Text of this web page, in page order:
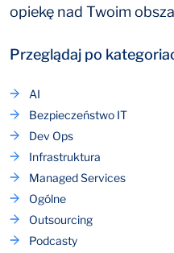
opiekę nad Twoim
Przeglądaj po
AI
Bezpieczeństwo IT
Dev Ops
Infrastruktura
Managed Services
Ogólne
Outsourcing
Podcasty